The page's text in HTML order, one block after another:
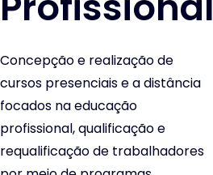
Concepção e realização de
cursos presenciais e a distância
focados na educação
profissional, qualificação e
requalificação de trabalhadores